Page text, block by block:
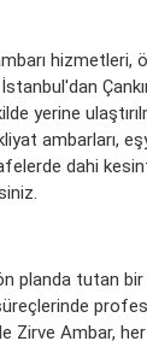
hizmetleri,
yerine
ambarları,
dahi
planda tutan bir
Zirve Ambar,